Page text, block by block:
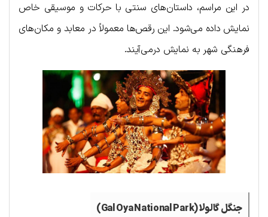
در این مراسم، داستان‌های سنتی با حرکات و موسیقی خاص
نمایش داده می‌شود. این رقص‌ها معمولاً در معابد و مکان‌های
فرهنگی شهر به نمایش درمی‌آیند.
جنگل گالولا (Gal Oya National Park
)